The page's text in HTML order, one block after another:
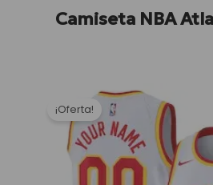
Camiseta NBA
¡Oferta!